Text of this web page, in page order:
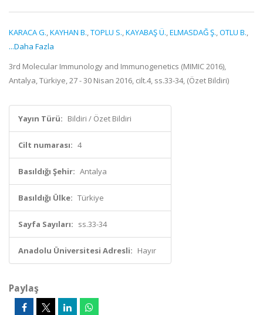
KARACA G.,KAYHAN B.,TOPLU S.,KAYABAŞ Ü.,ELMASDAĞ Ş.,OTLU B.,
...Daha Fazla
3rd Molecular Immunology and Immunogenetics (MIMIC 2016),
Antalya, Türkiye, 27 - 30 Nisan 2016, cilt.4, ss.33-34, (Özet Bildiri)
Yayın Türü: Bildiri / Özet Bildiri
Cilt numarası: 4
Basıldığı Şehir: Antalya
Basıldığı Ülke: Türkiye
Sayfa Sayıları: ss.33-34
Anadolu Üniversitesi Adresli: Hayır
Paylaş